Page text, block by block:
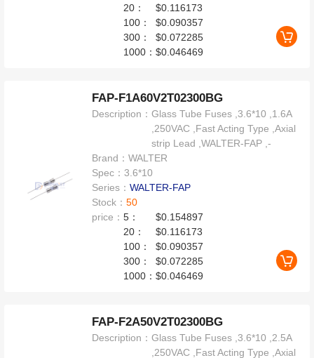
20：
$0.116173
100：
$0.090357
300：
$0.072285
1000：$0.046469
FAP-F1A60V2T02300BG
Description：Glass Tube Fuses ,3.6*10 ,1.6A
,250VAC ,Fast Acting Type ,Axial
strip Lead ,WALTER-FAP ,-
Brand：WALTER
Spec：3.6*10
Series：WALTER-FAP
Stock：50
price：5：
$0.154897
20：
$0.116173
100：
$0.090357
300：
$0.072285
1000：$0.046469
FAP-F2A50V2T02300BG
Description：Glass Tube Fuses ,3.6*10 ,2.5A
,250VAC ,Fast Acting Type ,Axial